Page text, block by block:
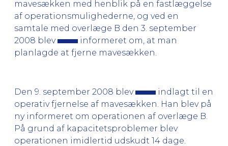
mavesækken med henblik på en fastlæggelse
af operationsmulighederne, og ved en
samtale med overlæge B den 3. september
2008 blev
informeret om, at man
planlagde at fjerne mavesækken.
Den 9. september 2008 blev
indlagt til en
operativ fjernelse af mavesækken. Han blev på
ny informeret om operationen af overlæge B.
På grund af kapacitetsproblemer blev
operationen imidlertid udskudt 14 dage.